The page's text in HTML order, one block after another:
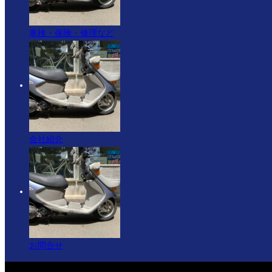
車検・保険・修理など
会社紹介
お問合せ